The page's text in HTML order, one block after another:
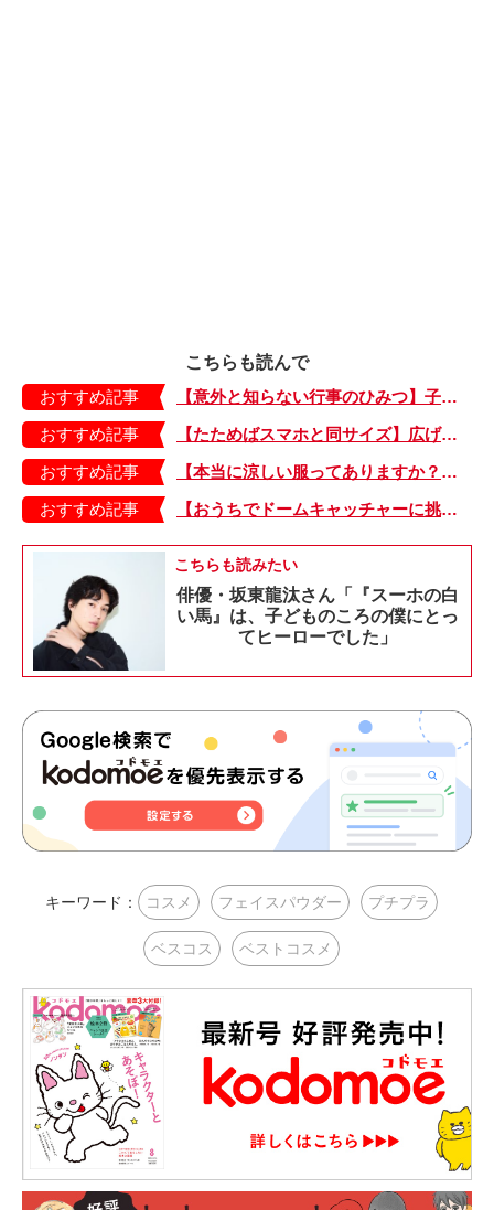
こちらも読んで
おすすめ記事
【意外と知らない行事のひみつ】子どもにはどう伝える？「お盆」って何だろう？
おすすめ記事
【たためばスマホと同サイズ】広げるとビビッドでジューシーな柄が目を引くコンパクトな「扇子」
おすすめ記事
【本当に涼しい服ってありますか？】夏素材の代表「リネン」で夏らしいおしゃれを♪「ワンピース」「パンツ」「スカート」「シャツ」の気になるアイテムはコレ！
おすすめ記事
【おうちでドームキャッチャーに挑戦だ】アンパンマン わくわくドームキャッチャー
こちらも読みたい
俳優・坂東龍汰さん「『スーホの白
い馬』は、子どものころの僕にとっ
てヒーローでした」
キーワード： コスメ フェイスパウダー プチプラ
ベスコス ベストコスメ